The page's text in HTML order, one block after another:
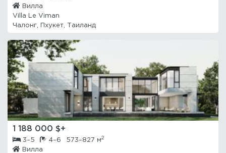
Вилла
Villa Le Viman
Чалонг, Пхукет, Таиланд
1 188 000 $+
3–5 4–6 573–827 м2
Вилла